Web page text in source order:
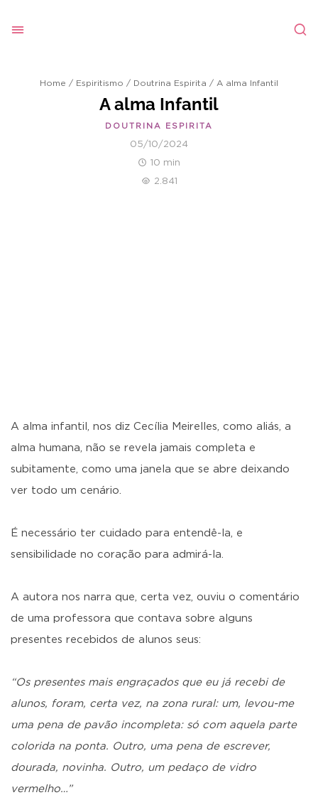
Home / Espiritismo / Doutrina Espirita / A alma Infantil
A alma Infantil
DOUTRINA ESPIRITA
05/10/2024
10 min
2.841
A alma infantil, nos diz Cecília Meirelles, como aliás, a
alma humana, não se revela jamais completa e
subitamente, como uma janela que se abre deixando
ver todo um cenário.
É necessário ter cuidado para entendê-la, e
sensibilidade no coração para admirá-la.
A autora nos narra que, certa vez, ouviu o comentário
de uma professora que contava sobre alguns
presentes recebidos de alunos seus:
“Os presentes mais engraçados que eu já recebi de
alunos, foram, certa vez, na zona rural: um, levou-me
uma pena de pavão incompleta: só com aquela parte
colorida na ponta. Outro, uma pena de escrever,
dourada, novinha. Outro, um pedaço de vidro
vermelho…”